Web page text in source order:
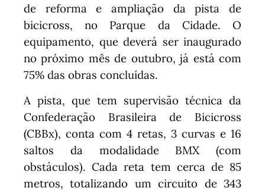
de reforma e ampliação da pista de
bicicross, no Parque da Cidade. O
equipamento, que deverá ser inaugurado
no próximo mês de outubro, já está com
75% das obras concluídas.
A pista, que tem supervisão técnica da
Confederação Brasileira de Bicicross
(CBBx), conta com 4 retas, 3 curvas e 16
saltos da modalidade BMX (com
obstáculos). Cada reta tem cerca de 85
metros, totalizando um circuito de 343